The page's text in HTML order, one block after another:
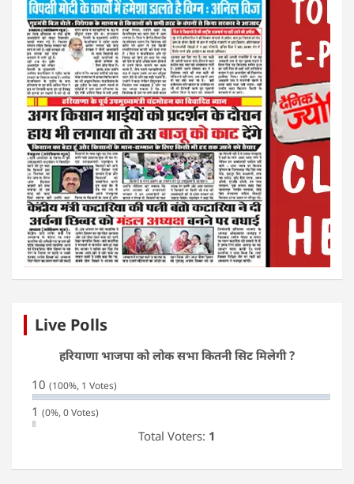
Live Polls
हरियाणा भाजपा को लोक सभा कितनी सिट मिलेगी ?
10 (100%, 1 Votes)
1 (0%, 0 Votes)
Total Voters: 1